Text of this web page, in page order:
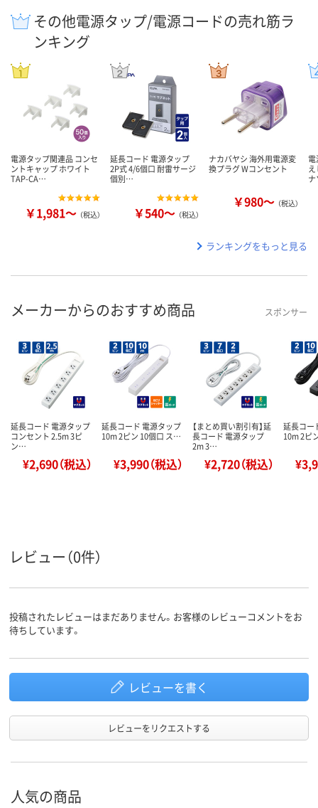
その他電源タップ/電源コードの売れ筋ラ
ンキング
電源タップ関連品 コンセ
ントキャップ ホワイト
TAP-CA…
￥1,981～ （税込）
延長コード 電源タップ
2P式 4/6個口 耐雷サージ
個別…
￥540～ （税込）
ナカバヤシ 海外用電源変
換プラグ Wコンセント
￥980～ （税込）
電
ランキングをもっと見る
メーカーからのおすすめ商品 スポンサー
延長コード 電源タップ
コンセント 2.5m 3ピ
ン…
¥2,690（税込）
延長コード 電源タップ
10m 2ピン 10個口 ス…
¥3,990（税込）
【まとめ買い割引有】延
長コード 電源タップ
2m 3…
¥2,720（税込）
延長コー
10m 2ピ
レビュー（0件）
投稿されたレビューはまだありません。お客様のレビューコメントをお
待ちしています。
レビューを書く
レビューをリクエストする
人気の商品